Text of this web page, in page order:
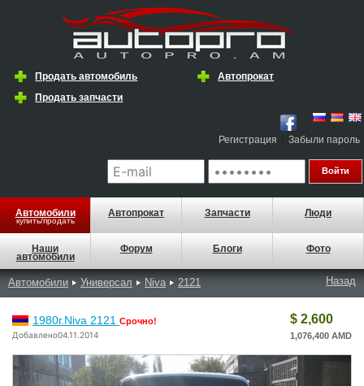
Продать автомобиль
Автопрокат
Продать запчасти
Регистрация Забыли пароль
Автомобили
купить/продать
Автопрокат Запчасти Люди
Наши
автомобили
Форум Блоги Фото
Автомобили Универсал Niva 2121 Назад
1980г.Niva 2121 Срочно!
Добавлено04.11.2014
$ 2,600
1,076,400 AMD